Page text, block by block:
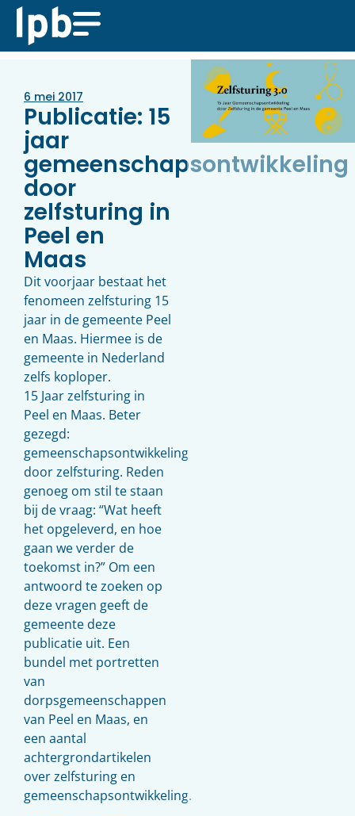
6 mei 2017
Publicatie: 15
jaar
gemeenschapsontwikkeling
door
zelfsturing in
Peel en
Maas
Dit voorjaar bestaat het
fenomeen zelfsturing 15
jaar in de gemeente Peel
en Maas. Hiermee is de
gemeente in Nederland
zelfs koploper.
15 Jaar zelfsturing in
Peel en Maas. Beter
gezegd:
gemeenschapsontwikkeling
door zelfsturing. Reden
genoeg om stil te staan
bij de vraag: “Wat heeft
het opgeleverd, en hoe
gaan we verder de
toekomst in?” Om een
antwoord te zoeken op
deze vragen geeft de
gemeente deze
publicatie uit. Een
bundel met portretten
van
dorpsgemeenschappen
van Peel en Maas, en
een aantal
achtergrondartikelen
over zelfsturing en
gemeenschapsontwikkeling.